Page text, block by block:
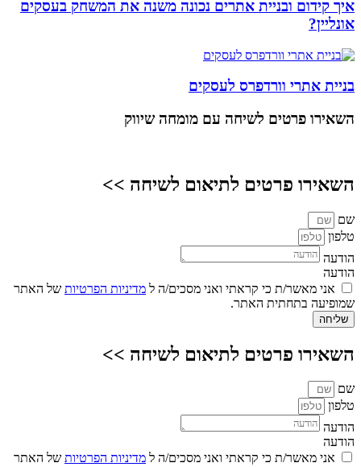
איך קידום ובניית אתרים נכונה משנה את המשחק בעסקים
אונליין?
בניית אתרי וורדפרס לעסקים
השאירו פרטים לשיחה עם מומחה שיווק
השאירו פרטים לתיאום לשיחה >>
שם
טלפון
הודעה
הודעה
אני מאשר/ת כי קראתי ואני מסכים/ה ל מדיניות הפרטיות של האתר
שמופיעה בתחתית האתר.
שליחה
השאירו פרטים לתיאום לשיחה >>
שם
טלפון
הודעה
הודעה
אני מאשר/ת כי קראתי ואני מסכים/ה ל מדיניות הפרטיות של האתר